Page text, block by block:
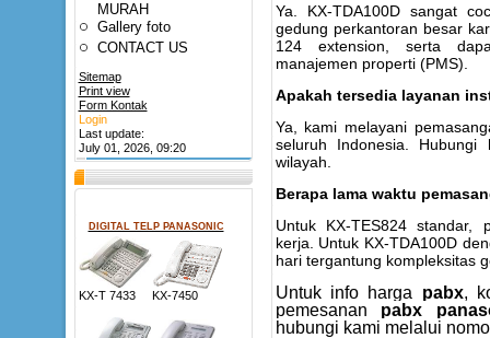
MURAH
Gallery foto
CONTACT US
Sitemap
Print view
Form Kontak
Login
Last update:
July 01, 2026, 09:20
DIGITAL TELP PANASONIC
KX-T 7433 KX-7450
Ya. KX-TDA100D sangat
gedung perkantoran besar
124 extension, serta
manajemen properti (PMS).
Apakah tersedia layanan
Ya, kami melayani
seluruh Indonesia.
wilayah.
Berapa lama waktu
Untuk KX-TES824 standar,
kerja. Untuk KX-TDA100D
hari tergantung kompleksitas
Untuk info harga pabx,
pemesanan pabx
hubungi kami melalui